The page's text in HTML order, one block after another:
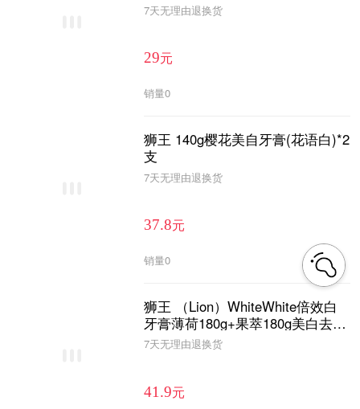
7天无理由退换货
29元
销量0
狮王 140g樱花美自牙膏(花语白)*2
支
7天无理由退换货
37.8元
销量0
狮王 （Lion）WhiteWhite倍效白
牙膏薄荷180g+果萃180g美白去口
臭护龈去黄去渍
7天无理由退换货
41.9元